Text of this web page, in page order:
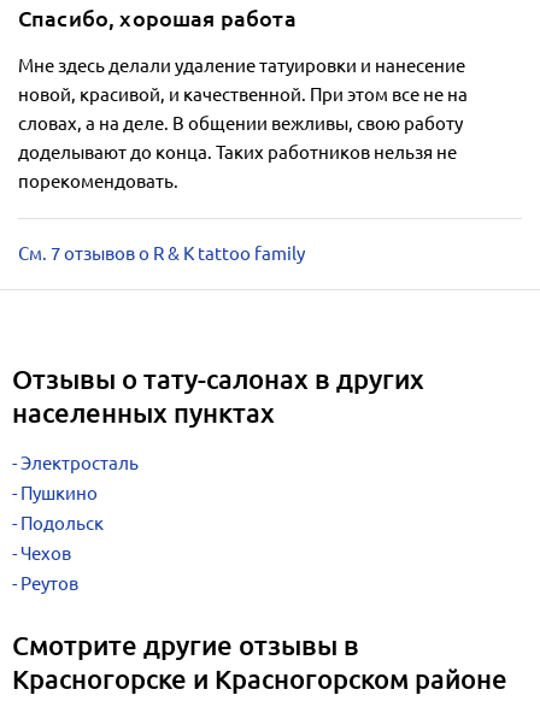
Спасибо, хорошая работа
Мне здесь делали удаление татуировки и нанесение
новой, красивой, и качественной. При этом все не на
словах, а на деле. В общении вежливы, свою работу
доделывают до конца. Таких работников нельзя не
порекомендовать.
См. 7 отзывов о R & K tattoo family
Отзывы о тату-салонах в других
населенных пунктах
Электросталь
Пушкино
Подольск
Чехов
Реутов
Смотрите другие отзывы в
Красногорске и Красногорском районе